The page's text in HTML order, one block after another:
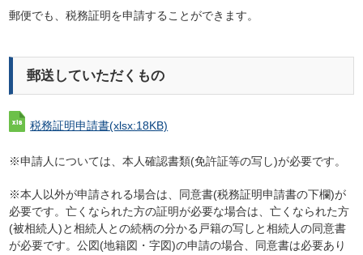
郵便でも、税務証明を申請することができます。
郵送していただくもの
税務証明申請書(xlsx:18KB)
※申請人については、本人確認書類(免許証等の写し)が必要です。
※本人以外が申請される場合は、同意書(税務証明申請書の下欄)が
必要です。亡くなられた方の証明が必要な場合は、亡くなられた方
(被相続人)と相続人との続柄の分かる戸籍の写しと相続人の同意書
が必要です。公図(地籍図・字図)の申請の場合、同意書は必要あり